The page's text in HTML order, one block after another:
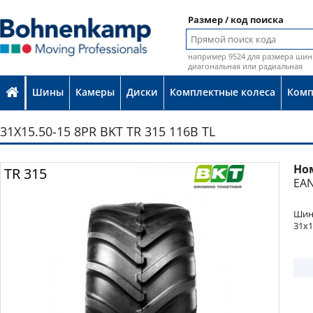
Размер / код поиска
например 9524 для размера шин
диагональная или радиальная
Шины Камеры Диски Комплектные колеса
31X15.50-15 8PR BKT TR 315 116B TL
TR 315